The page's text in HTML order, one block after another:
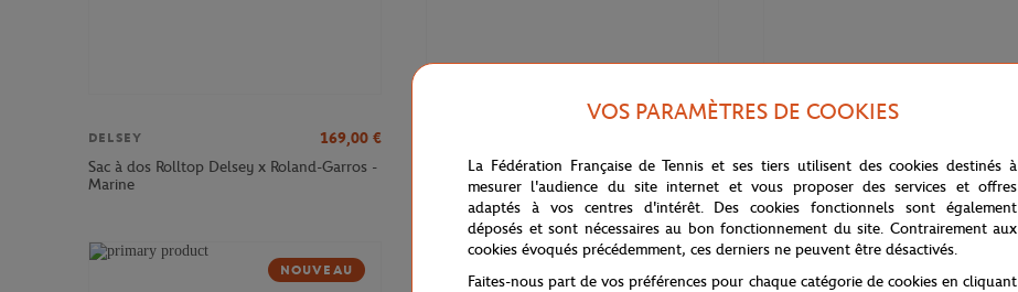
DELSEY 169,00 €
Sac à dos Rolltop Delsey x Roland-Garros -
Marine
Sac à dos Cadence Soft 14" Delsey x
Roland-Garros - Marine
Valise cabine Cadence (55cm) Delsey x
Roland-Garros - Marine
NOUVEAU
VOS PARAMÈTRES DE COOKIES
La Fédération Française de Tennis et ses tiers utilisent des cookies destinés à
mesurer l'audience du site internet et vous proposer des services et offres
adaptés à vos centres d'intérêt. Des cookies fonctionnels sont également
déposés et sont nécessaires au bon fonctionnement du site. Contrairement aux
cookies évoqués précédemment, ces derniers ne peuvent être désactivés.
Faites-nous part de vos préférences pour chaque catégorie de cookies en cliquant